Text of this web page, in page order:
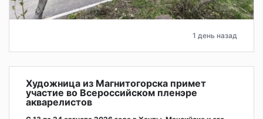
1 день назад
Художница из Магнитогорска примет
участие во Всероссийском пленэре
акварелистов